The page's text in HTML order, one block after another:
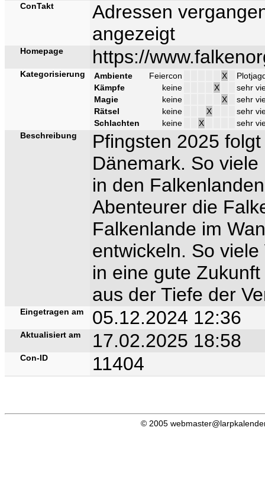
ConTakt
Adressen
angezeigt
Homepage https://
Kategorisierung Ambiente Feiercon X
Kämpfe
keine X
sehr
Magie
keine X
sehr
Rätsel
keine X
sehr
Schlachten
keine X
sehr
Beschreibung
Pfingsten 2025
Dänemark. So
in den
Abenteurer die
Falkenlande im
entwickeln. So
in eine gute
aus der Tiefe der
Eingetragen am 05.12.2024 12:36
Aktualisiert am 17.02.2025 18:58
Con-ID 11404
© 2005